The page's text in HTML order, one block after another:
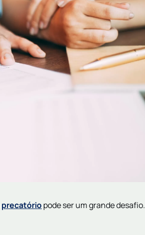
precatóriopode ser um grande desafio.